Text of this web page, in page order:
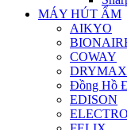
MÁY HÚT ẨM
AIKYO
COWAY
DRYMAX
Đồng Hồ
EDISON